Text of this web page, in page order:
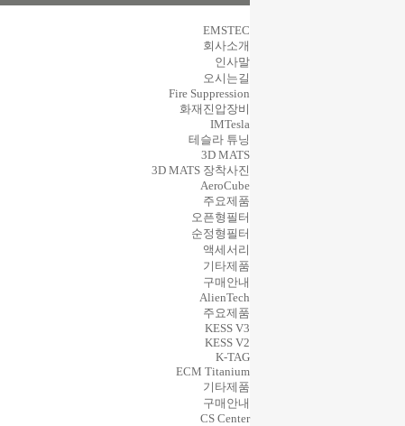
EMSTEC
회사소개
인사말
오시는길
Fire Suppression
화재진압장비
IMTesla
테슬라 튜닝
3D MATS
3D MATS 장착사진
AeroCube
주요제품
오픈형필터
순정형필터
액세서리
기타제품
구매안내
AlienTech
주요제품
KESS V3
KESS V2
K-TAG
ECM Titanium
기타제품
구매안내
CS Center